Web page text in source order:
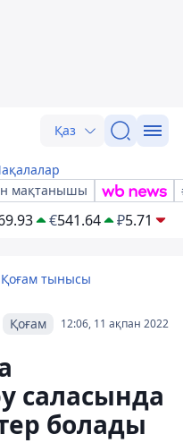
Қаз
мақтанышы
€541.64 ₽5.71
Қоғам тынысы
12:06, 11 ақпан 2022
Қоғам
саласында
болады